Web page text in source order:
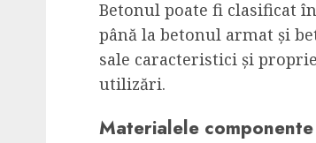
Betonul poate fi clasificat
până la betonul armat și
sale caracteristici și
utilizări.
Materialele componente